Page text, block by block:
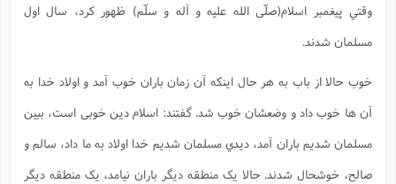
وقتي پيغمبر اسلام(صلّی الله علیه و آله و سلّم) ظهور کرد، سال اول
مسلمان شدند.
خوب حالا از باب به هر حال اينکه آن زمان باران خوب آمد و اولاد خدا به
آن ها خوب داد و وضعشان خوب شد. گفتند: اسلام دين خوبی است، ببين
مسلمان شديم باران آمد، ديدي مسلمان شديم خدا اولاد به ما داد، سالم و
صالح، خوشحال شدند. حالا يک منطقه ديگر باران نيامد، يک منطقه ديگر